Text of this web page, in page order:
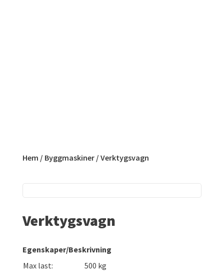
Hem / Byggmaskiner/ Verktygsvagn
Verktygsvagn
Egenskaper/Beskrivning
Max last:
500 kg